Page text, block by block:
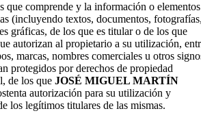
que comprende y la información o elementos
(incluyendo textos, documentos,
gráficas, de los que es titular o de los que
autorizan al propietario a su utilización,
marcas, nombres comerciales u otros
protegidos por derechos de propiedad
de los que JOSÉ MIGUEL MARTÍN
autorización para su utilización y
los legítimos titulares de las mismas.